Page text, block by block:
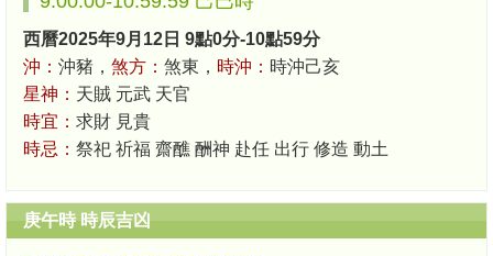
西曆2025年9月12日 9點0分-10點59分
沖： 沖豬， 煞方： 煞東， 時沖： 時沖己亥
星神： 天賊 元武 天官
時宜： 求財 見貴
時忌： 祭祀 祈福 齋醮 酬神 赴任 出行 修造 動土
庚午時 時辰吉凶